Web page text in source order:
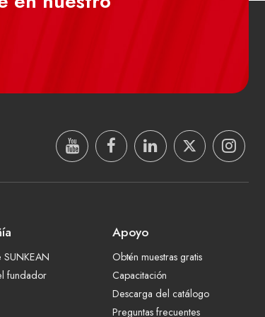
fundador
Apoyo
Obtén muestras gratis
Capacitación
Descarga del catálogo
Preguntas frecuentes